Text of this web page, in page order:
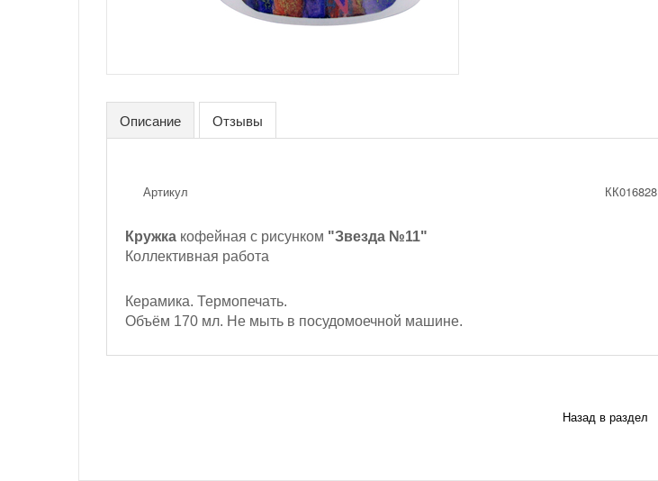
Описание Отзывы
Артикул КК016828
Кружка кофейная с рисунком "Звезда №11"
Коллективная работа
Керамика. Термопечать.
Объём 170 мл. Не мыть в посудомоечной машине.
Назад в раздел